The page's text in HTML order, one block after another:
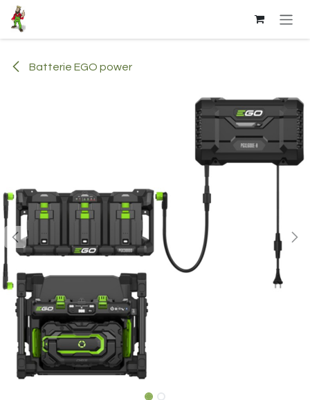
Se rendre au contenu
Batterie EGO power